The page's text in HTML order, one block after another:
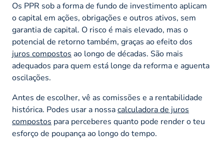
Os PPR sob a forma de fundo de investimento aplicam
o capital em ações, obrigações e outros ativos, sem
garantia de capital. O risco é mais elevado, mas o
potencial de retorno também, graças ao efeito dos
juros compostos ao longo de décadas. São mais
adequados para quem está longe da reforma e aguenta
oscilações.
Antes de escolher, vê as comissões e a rentabilidade
histórica. Podes usar a nossacalculadora de juros
compostos para perceberes quanto pode render o teu
esforço de poupança ao longo do tempo.